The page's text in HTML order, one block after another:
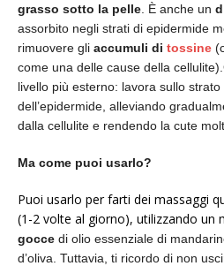
grasso sotto la pelle . È anche un
assorbito negli strati di epidermide
rimuovere gli accumuli di tossine
come una delle cause della
livello più esterno: lavora sullo
dell’epidermide, alleviando
dalla cellulite e rendendo la cute
Ma come puoi usarlo?
Puoi usarlo per farti dei massaggi
(1-2 volte al giorno), utilizzando un
gocce di olio essenziale di
d’oliva. Tuttavia, ti ricordo di non